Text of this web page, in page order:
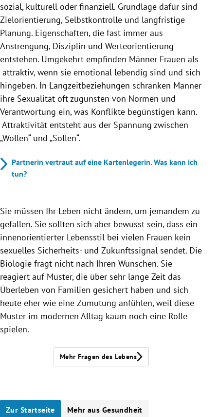
sozial, kulturell oder finanziell. Grundlage dafür sind
Zielorientierung, Selbstkontrolle und langfristige
Planung. Eigenschaften, die fast immer aus
Anstrengung, Disziplin und Werteorientierung
entstehen. Umgekehrt empfinden Männer Frauen als
attraktiv, wenn sie emotional lebendig sind und sich
hingeben. In Langzeitbeziehungen schränken Männer
ihre Sexualität oft zugunsten von Normen und
Verantwortung ein, was Konflikte begünstigen kann.
Attraktivität entsteht aus der Spannung zwischen
„Wollen“ und „Sollen“.
Partnerin vertraut auf eine Kartenlegerin. Was kann ich
tun?
Sie müssen Ihr Leben nicht ändern, um jemandem zu
gefallen. Sie sollten sich aber bewusst sein, dass ein
innenorientierter Lebensstil bei vielen Frauen kein
sexuelles Sicherheits- und Zukunftssignal sendet. Die
Biologie fragt nicht nach Ihren Wünschen. Sie
reagiert auf Muster, die über sehr lange Zeit das
Überleben von Familien gesichert haben und sich
heute eher wie eine Zumutung anfühlen, weil diese
Muster im modernen Alltag kaum noch eine Rolle
spielen.
Mehr Fragen des Lebens
Zur Startseite Mehr aus Gesundheit